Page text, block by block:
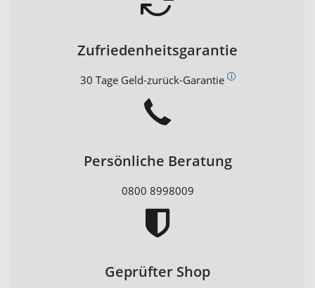
Zufriedenheitsgarantie
30 Tage Geld-zurück-Garantie
Persönliche Beratung
0800 8998009
Geprüfter Shop